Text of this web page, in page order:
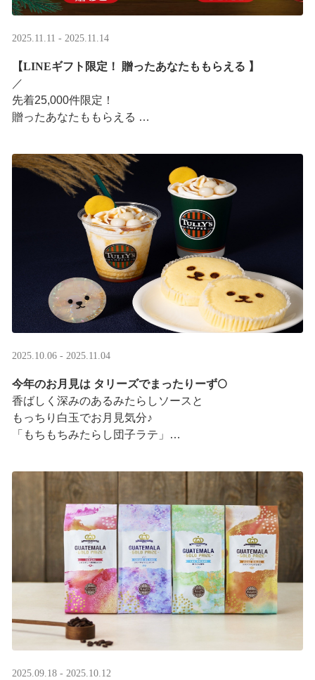
2025.11.11 - 2025.11.14
【LINEギフト限定！ 贈ったあなたももらえる ​】
／ ​
先着25,000件限定！​
贈ったあなたももらえる ​
LINEギフト限定！ タリーズデジタルギフト2,000円分を
贈ると、自分も500円分のデジタルギフトがもらえるキャ
ンペーンがス ···
2025.10.06 - 2025.11.04
今年のお月見は タリーズでまったりーず🌕
香ばしく深みのあるみたらしソースと
もっちり白玉でお月見気分♪
「もちもちみたらし団子ラテ」
お月様をモチーフにした
まんまるベアフルも皆様のご来店をお待ちしていま ···
2025.09.18 - 2025.10.12